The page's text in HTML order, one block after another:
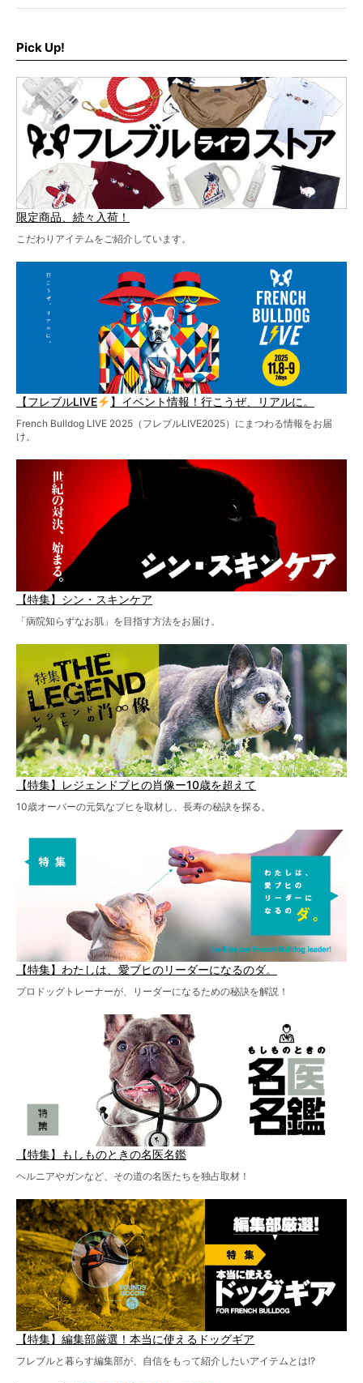
ど、内容盛りだくさんでお送りしていますので、最後まで
お見逃しなく！
Pick Up!
限定商品、続々入荷！
こだわりアイテムをご紹介しています。
【フレブルLIVE 】イベント情報！行こうぜ、リアルに。
French Bulldog LIVE 2025（フレブルLIVE2025）にまつわる情報をお届
け。
【特集】シン・スキンケア
「病院知らずなお肌」を目指す方法をお届け。
【特集】レジェンドブヒの肖像ー10歳を超えて
10歳オーバーの元気なブヒを取材し、長寿の秘訣を探る。
【特集】わたしは、愛ブヒのリーダーになるのダ。
プロドッグトレーナーが、リーダーになるための秘訣を解説！
【特集】もしものときの名医名鑑
ヘルニアやガンなど、その道の名医たちを独占取材！
【特集】編集部厳選！本当に使えるドッグギア
フレブルと暮らす編集部が、自信をもって紹介したいアイテムとは!?